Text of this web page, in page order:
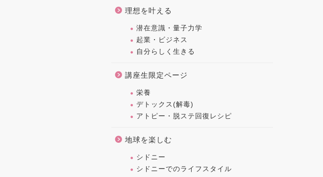
理想を叶える
潜在意識・量子力学
起業・ビジネス
自分らしく生きる
講座生限定ページ
栄養
デトックス(解毒)
アトピー・脱ステ回復レシピ
地球を楽しむ
シドニー
シドニーでのライフスタイル